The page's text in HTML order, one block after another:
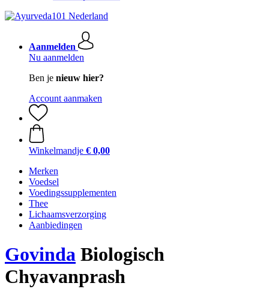
Aanmelden
Nu aanmelden
Ben je nieuw hier?
Account aanmaken
Winkelmandje € 0,00
Merken
Voedsel
Voedingssupplementen
Thee
Lichaamsverzorging
Aanbiedingen
Govinda Biologisch
Chyavanprash